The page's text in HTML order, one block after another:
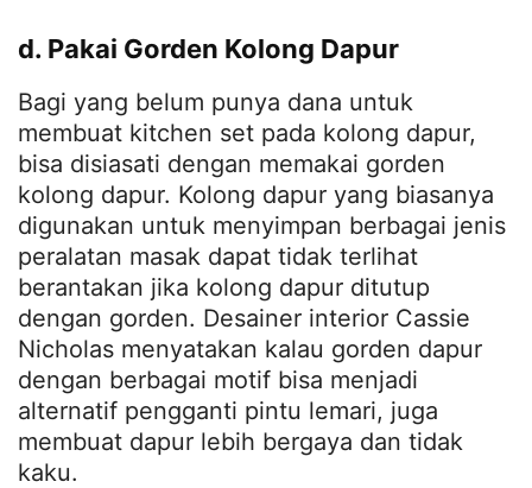
d. Pakai Gorden Kolong Dapur
Bagi yang belum punya dana untuk
membuat kitchen set pada kolong dapur,
bisa disiasati dengan memakai gorden
kolong dapur. Kolong dapur yang biasanya
digunakan untuk menyimpan berbagai jenis
peralatan masak dapat tidak terlihat
berantakan jika kolong dapur ditutup
dengan gorden. Desainer interior Cassie
Nicholas menyatakan kalau gorden dapur
dengan berbagai motif bisa menjadi
alternatif pengganti pintu lemari, juga
membuat dapur lebih bergaya dan tidak
kaku.